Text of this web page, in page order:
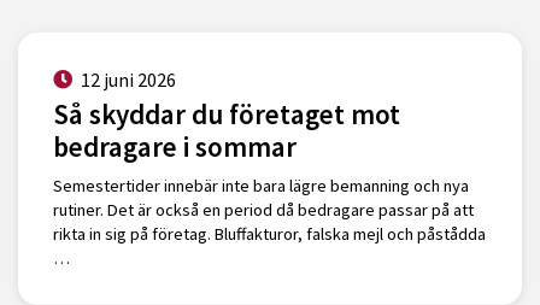
12 juni 2026
Så skyddar du företaget mot
bedragare i sommar
Semestertider innebär inte bara lägre bemanning och nya
rutiner. Det är också en period då bedragare passar på att
rikta in sig på företag. Bluffakturor, falska mejl och påstådda
…